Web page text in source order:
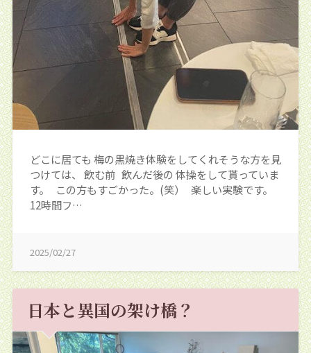
どこに居ても 梅の黒焼き体験をしてくれそうな方を見
つけては、 飲む前 飲んだ後の 体操をして貰っていま
す。 この方もすごかった。(笑） 楽しい実験です。
12時間フ…
2025/02/27
日本と異国の架け橋？